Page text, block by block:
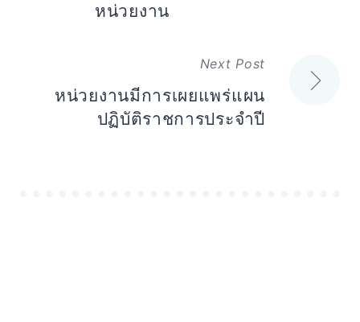
หน่วยงาน
Next Post
หน่วยงานมีการเผยแพร่แผน
ปฏิบัติราชการประจำปี